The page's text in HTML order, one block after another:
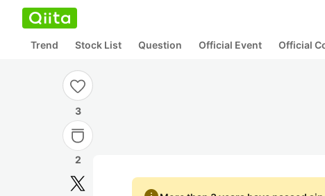
Trend Stock List Question Official Event Official
3
2